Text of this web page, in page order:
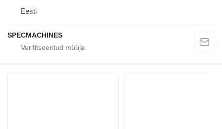
Eesti
SPECMACHINES